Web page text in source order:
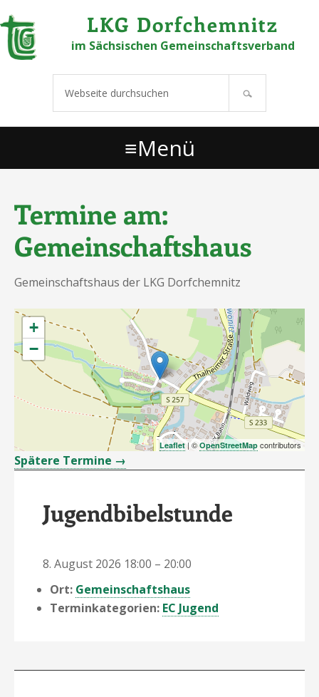
Links
überspringen
Zur Hauptnavigation springen
Zum Inhalt springen
Zur Hauptsidebar springen
Zu den Fußzeilenwidgets springen
LKG Dorfchemnitz
im Sächsischen Gemeinschaftsverband
durchsuchen
Menü
Termine am:
Gemeinschaftshaus
Gemeinschaftshaus der LKG Dorfchemnitz
+
−
Leaflet| ©OpenStreetMap contributors
Spätere Termine →
Jugendbibelstunde
8. August 2026 18:00 – 20:00
Ort: Gemeinschaftshaus
Terminkategorien: EC Jugend